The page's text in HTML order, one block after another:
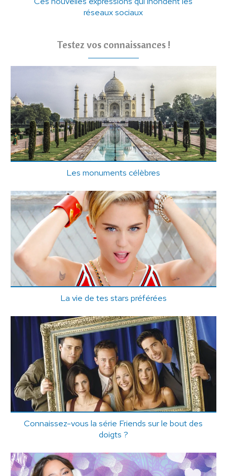
réseaux sociaux
Testez vos connaissances !
Les monuments célèbres
La vie de tes stars préférées
Connaissez-vous la série Friends sur le bout des
doigts ?